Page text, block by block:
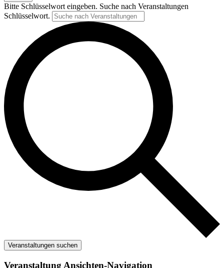
Bitte Schlüsselwort eingeben. Suche nach Veranstaltungen
Schlüsselwort.
Veranstaltungen suchen
Veranstaltung Ansichten-Navigation